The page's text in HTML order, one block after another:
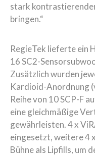
stark
bringen.“
RegieTek lieferte ein
16 SC2-
Zusätzlich wurden
Kardioid-Anordnung
Reihe von 10 SCP-F
eine gleichmäßige
gewährleisten. 4 x
eingesetzt, weitere 4
Bühne als Lipfills, um